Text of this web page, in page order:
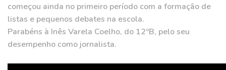
começou ainda no primeiro período com a formação de
listas e pequenos debates na escola.
Parabéns à Inês Varela Coelho, do 12ºB, pelo seu
desempenho como jornalista.